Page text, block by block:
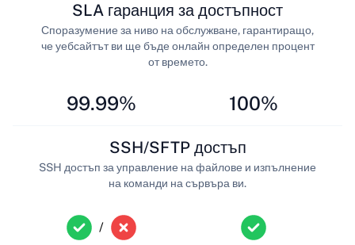
99.99%
SLA гаранция за достъпност
Споразумение за ниво на обслужване, гарантиращо,
че уебсайтът ви ще бъде онлайн определен процент
от времето.
100%
/
SSH/SFTP достъп
SSH достъп за управление на файлове и изпълнение
на команди на сървъра ви.